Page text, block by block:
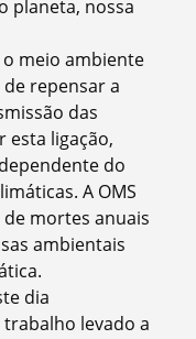
planeta, nossa
meio ambiente
repensar a
das
esta ligação,
do
A OMS
mortes anuais
ambientais
dia
levado a